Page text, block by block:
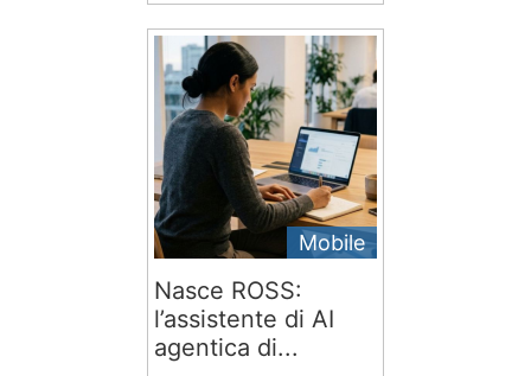
Mobile
Nasce ROSS:
l’assistente di AI
agentica di...